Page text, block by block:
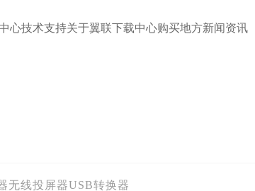
心技术支持关于翼联下载中心购买地方新闻资讯
无线投屏器USB转换器